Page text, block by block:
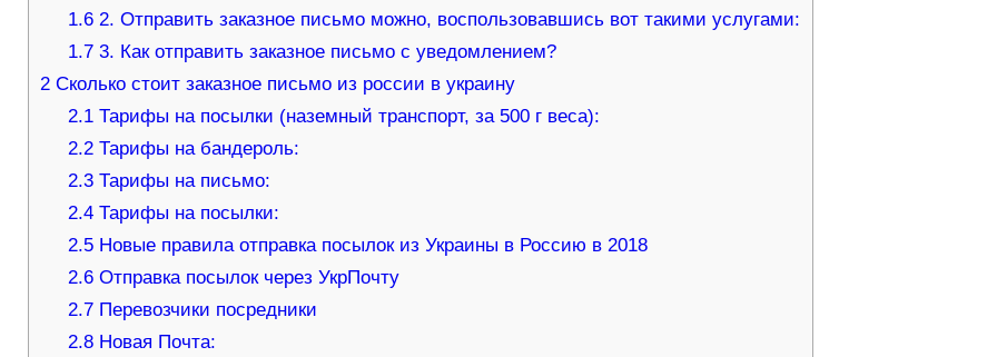
1.6 2. Отправить заказное письмо можно, воспользовавшись вот такими услугами:
1.7 3. Как отправить заказное письмо с уведомлением?
2Сколько стоит заказное письмо из россии в украину
2.1 Тарифы на посылки (наземный транспорт, за 500 г веса):
2.2 Тарифы на бандероль:
2.3 Тарифы на письмо:
2.4 Тарифы на посылки:
2.5 Новые правила отправка посылок из Украины в Россию в 2018
2.6 Отправка посылок через УкрПочту
2.7 Перевозчики посредники
2.8 Новая Почта: